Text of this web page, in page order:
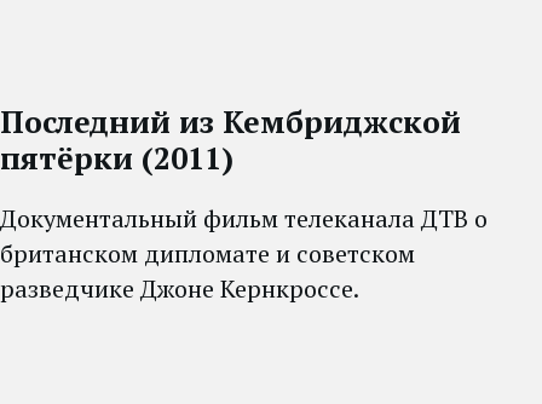
Последний из Кембриджской
пятёрки (2011)
Документальный фильм телеканала ДТВ о
британском дипломате и советском
разведчике Джоне Кернкроссе.